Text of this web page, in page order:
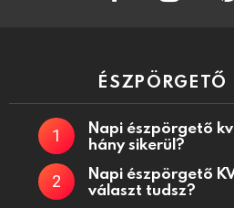
Napi észpörgető
hány sikerül?
Napi észpörgető
választ tudsz?